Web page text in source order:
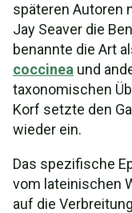
späteren Autoren
Jay Seaver die
benannte die Art
coccinea und
taxonomischen
Korf setzte den
wieder ein.
Das spezifische
vom lateinischen
auf die